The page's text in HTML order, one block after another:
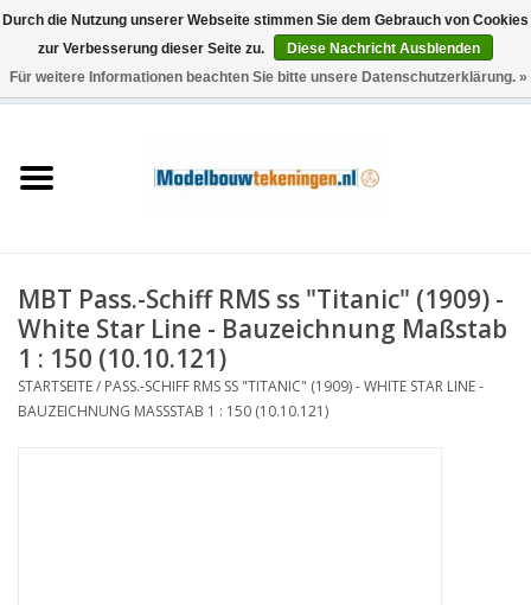
0 Artikel - €0,00
Schiffe
Holzbau
Landschaft
MBT Pass.-Schiff RMS ss "Titanic" (1909) -
White Star Line - Bauzeichnung Maßstab
1 : 150 (10.10.121)
STARTSEITE/ PASS.-SCHIFF RMS SS "TITANIC" (1909) - WHITE STAR LINE -
BAUZEICHNUNG MASSSTAB 1 : 150 (10.10.121)
Durch die Nutzung unserer Webseite stimmen Sie dem Gebrauch von Cookies
zur Verbesserung dieser Seite zu.
Diese Nachricht Ausblenden
Für weitere Informationen beachten Sie bitte unsere Datenschutzerklärung. »